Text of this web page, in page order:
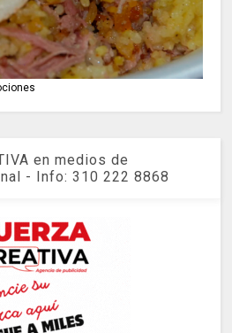
en medios de
- Info: 310 222 8868